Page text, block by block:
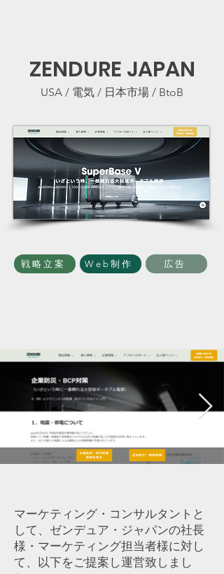
ZENDURE JAPAN
USA / 電気 / 日本市場 / BtoB
戦略立案 Web制作 広告
マーケティング・コンサルタントと
して、ゼンデュア・ジャパンの社長
様・マーケティング担当者様に対し
て、以下をご提案し運営致しまし